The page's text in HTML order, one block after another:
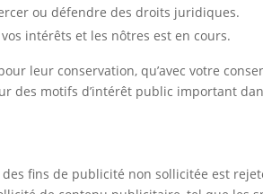
ou défendre des droits juridiques.
intérêts et les nôtres est en cours.
leur conservation, qu’avec votre
des motifs d’intérêt public important
fins de publicité non sollicitée est